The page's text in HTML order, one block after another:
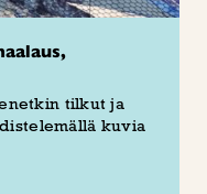
tilkut ja
kuvia